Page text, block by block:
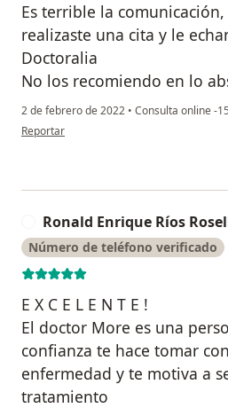
Es terrible la
realizaste una cita y le
Doctoralia
No los recomiendo en lo
2 de febrero de 2022 • Consulta online -
en opinión del usuario Dayana Fernandez
Reportar
Ronald Enrique Ríos
Número de teléfono verificado
E X C E L E N T E !
El doctor More es una
confianza te hace tomar
enfermedad y te motiva a
tratamiento